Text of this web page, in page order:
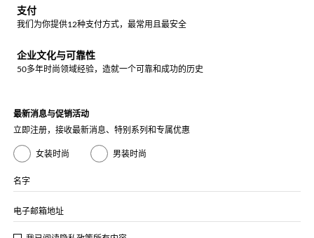
支付
我们为你提供12种支付方式，最常用且最安全
企业文化与可靠性
50多年时尚领域经验，造就一个可靠和成功的历史
最新消息与促销活动
立即注册，接收最新消息、特别系列和专属优惠
女装时尚 男装时尚
名字
电子邮箱地址